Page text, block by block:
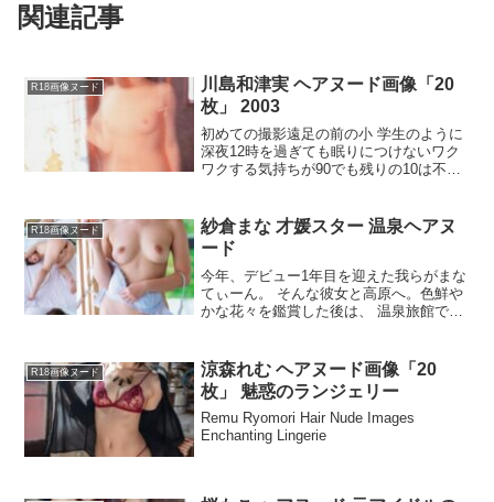
関連記事
R18画像ヌード
川島和津実 ヘアヌード画像「20
枚」 2003
初めての撮影遠足の前の小 学生のように
深夜12時を過ぎても眠りにつけないワク
ワクする気持ちが90でも残りの10は不安
とつくたびに、幸せがひとつずつ逃げて
いくんですって...
R18画像ヌード
紗倉まな 才媛スター 温泉ヘアヌ
ード
今年、デビュー1年目を迎えた我らがまな
てぃーん。 そんな彼女と高原へ。色鮮や
かな花々を鑑賞した後は、 温泉旅館でし
れ T160-B89(F)W58H89 公式ツ...
R18画像ヌード
涼森れむ ヘアヌード画像「20
枚」 魅惑のランジェリー
Remu Ryomori Hair Nude Images
Enchanting Lingerie